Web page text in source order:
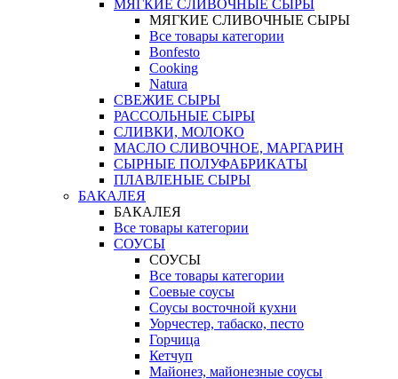
МЯГКИЕ СЛИВОЧНЫЕ СЫРЫ
МЯГКИЕ СЛИВОЧНЫЕ СЫРЫ
Все товары категории
Bonfesto
Cooking
Natura
СВЕЖИЕ СЫРЫ
РАССОЛЬНЫЕ СЫРЫ
СЛИВКИ, МОЛОКО
МАСЛО СЛИВОЧНОЕ, МАРГАРИН
СЫРНЫЕ ПОЛУФАБРИКАТЫ
ПЛАВЛЕНЫЕ СЫРЫ
БАКАЛЕЯ
БАКАЛЕЯ
Все товары категории
СОУСЫ
СОУСЫ
Все товары категории
Соевые соусы
Соусы восточной кухни
Уорчестер, табаско, песто
Горчица
Кетчуп
Майонез, майонезные соусы